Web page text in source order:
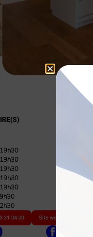
31 04 00 Site web